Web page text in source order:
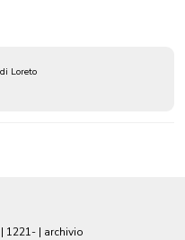
Loreto
| 1221- | archivio